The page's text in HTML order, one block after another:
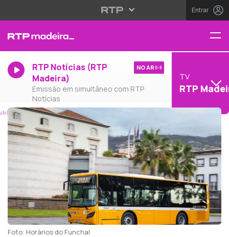
Entrar
RTP Notícias (RTP
Madeira)
Emissão em simultâneo com RTP
Notícias
NO AR
TV
RTP
Foto: Horários do Funchal